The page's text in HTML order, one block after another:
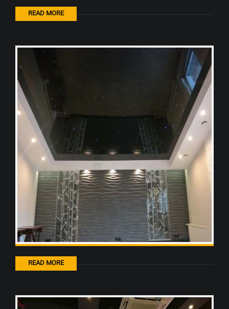
READ MORE
READ MORE